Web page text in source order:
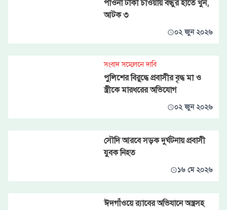
পাওনা টাকা চাওয়ায় বন্ধুর হাতে খুন,
আটক ৩
০২ জুন ২০২৬
সংবাদ সম্মেলনে দাবি
পুলিশের বিরুদ্ধে প্রবাসীর বৃদ্ধ মা ও
স্ত্রীকে মারধরের অভিযোগ
০২ জুন ২০২৬
সৌদি আরবে সড়ক দুর্ঘটনায় প্রবাসী
যুবক নিহত
১৬ মে ২০২৬
ঈদগাঁওয়ে র‍্যাবের অভিযানে অস্ত্রসহ